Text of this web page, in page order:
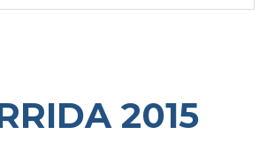
2015